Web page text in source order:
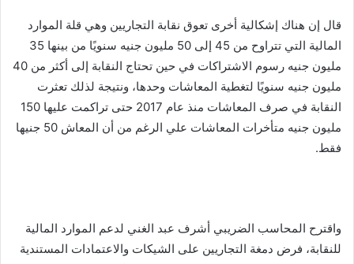
قال إن هناك إشكالية أخرى تعوق نقابة التجاريين وهي قلة الموارد
المالية التي تتراوح من 45 إلى 50 مليون جنيه سنويًا من بينها 35
مليون جنيه رسوم الاشتراكات في حين تحتاج النقابة إلى أكثر من 40
مليون جنيه سنويًا لتغطية المعاشات وحدها، ونتيجة لذلك تعثرت
النقابة في صرف المعاشات منذ عام 2017 حتى تراكمت عليها 150
مليون جنيه متأخرات المعاشات علي الرغم من أن المعاش 50 جنيها
فقط.
واقترح المحاسب الضريبي أشرف عبد الغني لدعم الموارد المالية
للنقابة، فرض دمغة التجاريين على الشيكات والاعتمادات المستندية